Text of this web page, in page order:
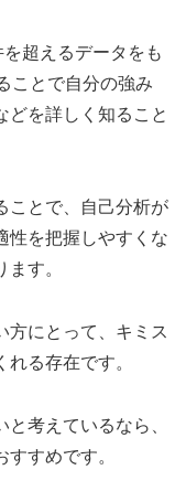
超えるデータをも
ことで自分の強み
どを詳しく知ること
ことで、自己分析が
性を把握しやすくな
す。
方にとって、キミス
る存在です。
考えているなら、
すめです。